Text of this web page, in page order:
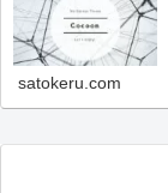
satokeru.com